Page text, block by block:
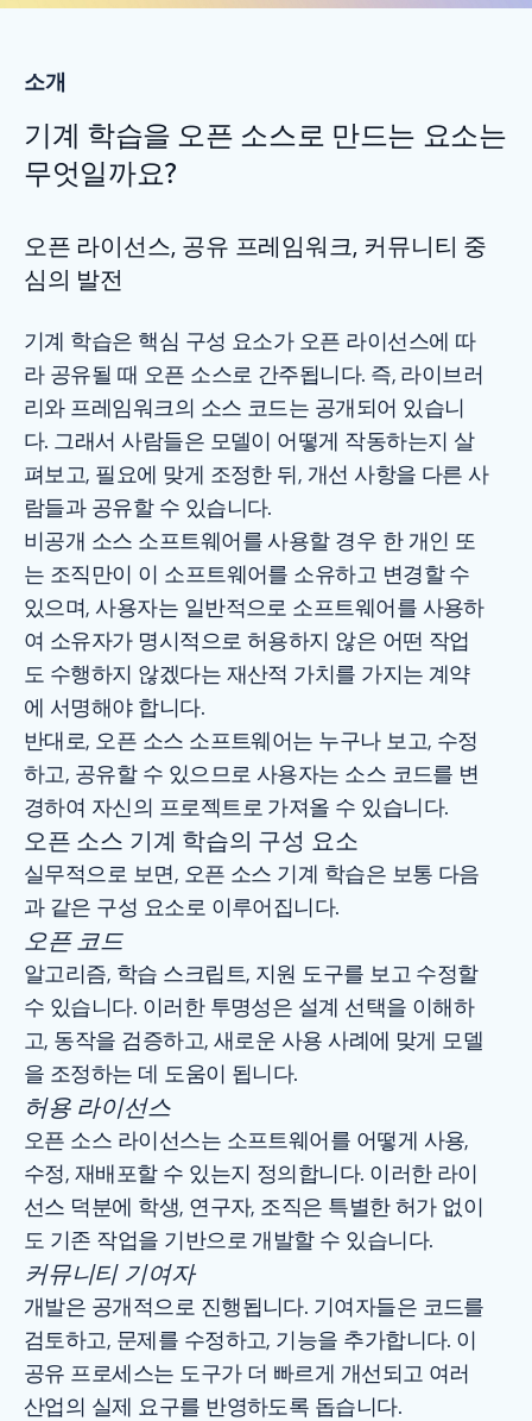
소개
기계 학습을 오픈 소스로 만드는 요소는
무엇일까요?
오픈 라이선스, 공유 프레임워크, 커뮤니티 중
심의 발전
기계 학습은 핵심 구성 요소가 오픈 라이선스에 따
라 공유될 때 오픈 소스로 간주됩니다. 즉, 라이브러
리와 프레임워크의 소스 코드는 공개되어 있습니
다. 그래서 사람들은 모델이 어떻게 작동하는지 살
펴보고, 필요에 맞게 조정한 뒤, 개선 사항을 다른 사
람들과 공유할 수 있습니다.
비공개 소스 소프트웨어를 사용할 경우 한 개인 또
는 조직만이 이 소프트웨어를 소유하고 변경할 수
있으며, 사용자는 일반적으로 소프트웨어를 사용하
여 소유자가 명시적으로 허용하지 않은 어떤 작업
도 수행하지 않겠다는 재산적 가치를 가지는 계약
에 서명해야 합니다.
반대로, 오픈 소스 소프트웨어는 누구나 보고, 수정
하고, 공유할 수 있으므로 사용자는 소스 코드를 변
경하여 자신의 프로젝트로 가져올 수 있습니다.
오픈 소스 기계 학습의 구성 요소
실무적으로 보면, 오픈 소스 기계 학습은 보통 다음
과 같은 구성 요소로 이루어집니다.
오픈 코드
알고리즘, 학습 스크립트, 지원 도구를 보고 수정할
수 있습니다. 이러한 투명성은 설계 선택을 이해하
고, 동작을 검증하고, 새로운 사용 사례에 맞게 모델
을 조정하는 데 도움이 됩니다.
허용 라이선스
오픈 소스 라이선스는 소프트웨어를 어떻게 사용,
수정, 재배포할 수 있는지 정의합니다. 이러한 라이
선스 덕분에 학생, 연구자, 조직은 특별한 허가 없이
도 기존 작업을 기반으로 개발할 수 있습니다.
커뮤니티 기여자
개발은 공개적으로 진행됩니다. 기여자들은 코드를
검토하고, 문제를 수정하고, 기능을 추가합니다. 이
공유 프로세스는 도구가 더 빠르게 개선되고 여러
산업의 실제 요구를 반영하도록 돕습니다.